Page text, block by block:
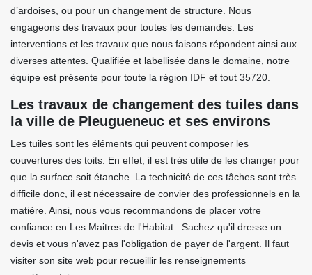
d’ardoises, ou pour un changement de structure. Nous
engageons des travaux pour toutes les demandes. Les
interventions et les travaux que nous faisons répondent ainsi aux
diverses attentes. Qualifiée et labellisée dans le domaine, notre
équipe est présente pour toute la région IDF et tout 35720.
Les travaux de changement des tuiles dans
la ville de Pleugueneuc et ses environs
Les tuiles sont les éléments qui peuvent composer les
couvertures des toits. En effet, il est très utile de les changer pour
que la surface soit étanche. La technicité de ces tâches sont très
difficile donc, il est nécessaire de convier des professionnels en la
matière. Ainsi, nous vous recommandons de placer votre
confiance en Les Maitres de l'Habitat . Sachez qu'il dresse un
devis et vous n'avez pas l'obligation de payer de l'argent. Il faut
visiter son site web pour recueillir les renseignements